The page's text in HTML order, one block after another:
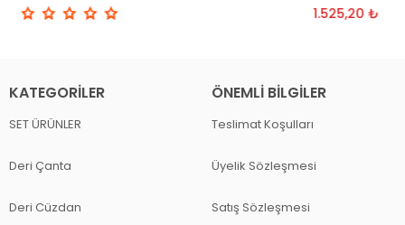
1.525,20 ₺
KATEGORILER
SET ÜRÜNLER
Deri Çanta
Deri Cüzdan
ÖNEMLI BILGILER
Teslimat Koşulları
Üyelik Sözleşmesi
Satış Sözleşmesi